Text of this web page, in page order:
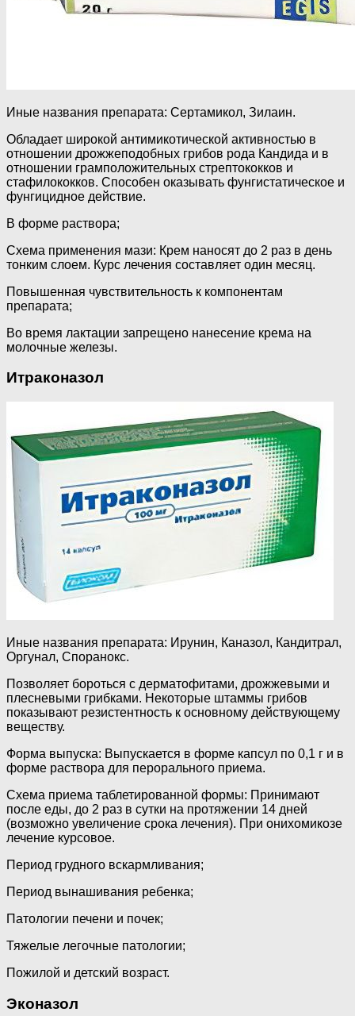
Иные названия препарата: Сертамикол, Зилаин.
Обладает широкой антимикотической активностью в
отношении дрожжеподобных грибов рода Кандида и в
отношении грамположительных стрептококков и
стафилококков. Способен оказывать фунгистатическое и
фунгицидное действие.
В форме раствора;
Схема применения мази: Крем наносят до 2 раз в день
тонким слоем. Курс лечения составляет один месяц.
Повышенная чувствительность к компонентам
препарата;
Во время лактации запрещено нанесение крема на
молочные железы.
Итраконазол
Иные названия препарата: Ирунин, Каназол, Кандитрал,
Оргунал, Споранокс.
Позволяет бороться с дерматофитами, дрожжевыми и
плесневыми грибками. Некоторые штаммы грибов
показывают резистентность к основному действующему
веществу.
Форма выпуска: Выпускается в форме капсул по 0,1 г и в
форме раствора для перорального приема.
Схема приема таблетированной формы: Принимают
после еды, до 2 раз в сутки на протяжении 14 дней
(возможно увеличение срока лечения). При онихомикозе
лечение курсовое.
Период грудного вскармливания;
Период вынашивания ребенка;
Патологии печени и почек;
Тяжелые легочные патологии;
Пожилой и детский возраст.
Эконазол